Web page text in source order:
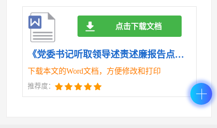
论武装头脑，巩固拓展主题教育成果，教育引导全警
筑牢信仰之基、补足精神之钙、把稳思想之舵。要常
态化开展党纪学习教育，将学习新修订的《中国共产
党纪律处分条例》作为重中之重，使铁的纪律真正转
化为党员干部的日常习惯和自觉遵循。要加强廉洁文
化建设，深入挖掘公安队伍中的廉洁元素和先进典
型，用好本地红色资源和警示教育基地，通过召开警
《党委书记听取领导述责述廉报告点评要求.doc》
下载本文的Word文档，方便修改和打印
推荐度：
点击下载文档